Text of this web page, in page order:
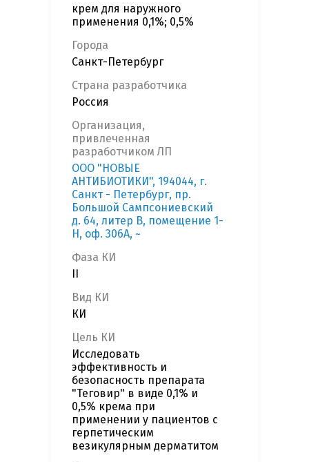
крем для наружного
применения 0,1%; 0,5%
Города
Санкт-Петербург
Страна разработчика
Россия
Организация,
привлеченная
разработчиком ЛП
ООО "НОВЫЕ
АНТИБИОТИКИ", 194044, г.
Санкт - Петербург, пр.
Большой Сампсониевский
д. 64, литер B, помещение 1-
Н, оф. 306А, ~
Фаза КИ
Вид КИ
КИ
Цель КИ
Исследовать
эффективность и
безопасность препарата
"Теговир" в виде 0,1% и
0,5% крема при
применении у пациентов с
герпетическим
везикулярным дерматитом